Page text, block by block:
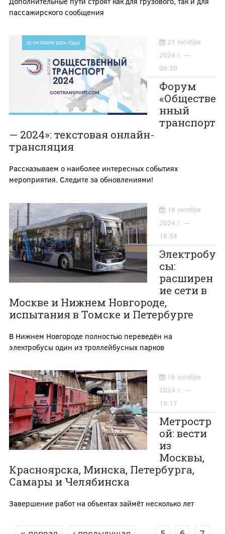
пассажирского сообщения
25 октября
2024 г. —
09:30
Форум
«Обществе
нный
транспорт
— 2024»: текстовая онлайн-
трансляция
Рассказываем о наиболее интересных событиях
мероприятия. Следите за обновлениями!
18 октября
2024 г. —
18:54
Электробу
сы:
расширен
ие сети в
Москве и Нижнем Новгороде,
испытания в Томске и Петербурге
В Нижнем Новгороде полностью переведён на
электробусы один из троллейбусных парков
16 октября
2024 г. —
19:17
Метростр
ой: вести
из
Москвы,
Красноярска, Минска, Петербурга,
Самары и Челябинска
Завершение работ на объектах займёт несколько лет